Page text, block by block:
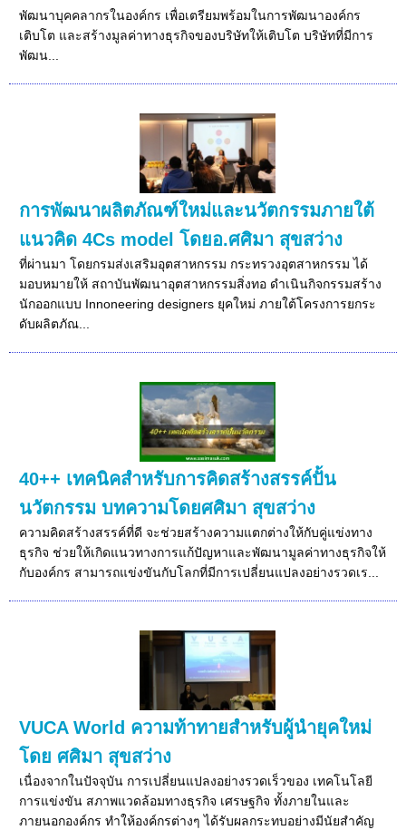
พัฒนาบุคคลากรในองค์กร เพื่อเตรียมพร้อมในการพัฒนาองค์กร
เติบโต และสร้างมูลค่าทางธุรกิจของบริษัทให้เติบโต บริษัทที่มีการ
พัฒน...
การพัฒนาผลิตภัณฑ์ใหม่และนวัตกรรมภายใต้
แนวคิด 4Cs model โดยอ.ศศิมา สุขสว่าง
ที่ผ่านมา โดยกรมส่งเสริมอุตสาหกรรม กระทรวงอุตสาหกรรม ได้
มอบหมายให้ สถาบันพัฒนาอุตสาหกรรมสิ่งทอ ดำเนินกิจกรรมสร้าง
นักออกแบบ Innoneering designers ยุคใหม่ ภายใต้โครงการยกระ
ดับผลิตภัณ...
40++ เทคนิคสำหรับการคิดสร้างสรรค์ปั้น
นวัตกรรม บทความโดยศศิมา สุขสว่าง
ความคิดสร้างสรรค์ที่ดี จะช่วยสร้างความแตกต่างให้กับคู่แข่งทาง
ธุรกิจ ช่วยให้เกิดแนวทางการแก้ปัญหาและพัฒนามูลค่าทางธุรกิจให้
กับองค์กร สามารถแข่งขันกับโลกที่มีการเปลี่ยนแปลงอย่างรวดเร...
VUCA World ความท้าทายสำหรับผู้นำยุคใหม่
โดย ศศิมา สุขสว่าง
เนื่องจากในปัจจุบัน การเปลี่ยนแปลงอย่างรวดเร็วของ เทคโนโลยี
การแข่งขัน สภาพแวดล้อมทางธุรกิจ เศรษฐกิจ ทั้งภายในและ
ภายนอกองค์กร ทำให้องค์กรต่างๆ ได้รับผลกระทบอย่างมีนัยสำคัญ